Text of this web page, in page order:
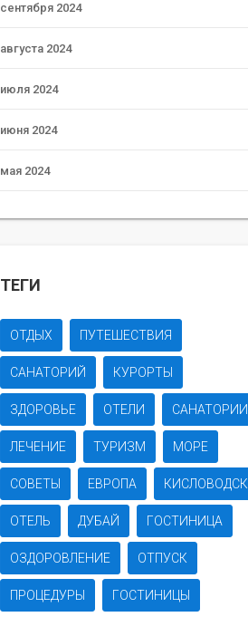
сентября 2024
августа 2024
июля 2024
июня 2024
мая 2024
ТЕГИ
ОТДЫХ ПУТЕШЕСТВИЯ
САНАТОРИЙ КУРОРТЫ
ЗДОРОВЬЕ ОТЕЛИ САНАТОРИИ
ЛЕЧЕНИЕ ТУРИЗМ МОРЕ
СОВЕТЫ ЕВРОПА КИСЛОВОДСК
ОТЕЛЬ ДУБАЙ ГОСТИНИЦА
ОЗДОРОВЛЕНИЕ ОТПУСК
ПРОЦЕДУРЫ ГОСТИНИЦЫ